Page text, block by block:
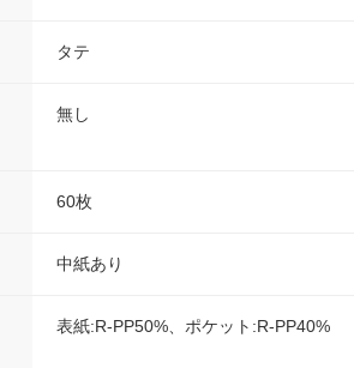
タテ
無し
60枚
中紙あり
表紙:R-PP50%、ポケット:R-PP40%